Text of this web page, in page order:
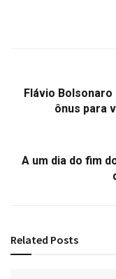
Flávio
ônus para
A um dia do fim
Related Posts